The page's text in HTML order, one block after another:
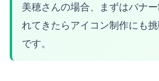
美穂さんの場合、まずはバナ
れてきたらアイコン制作にも
です。